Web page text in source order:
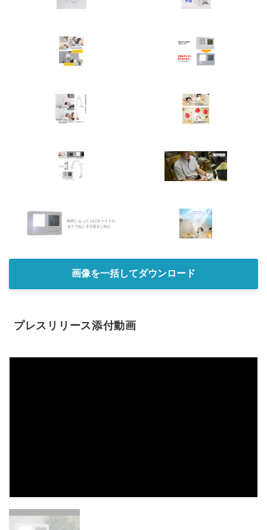
画像を一括してダウンロード
プレスリリース添付動画